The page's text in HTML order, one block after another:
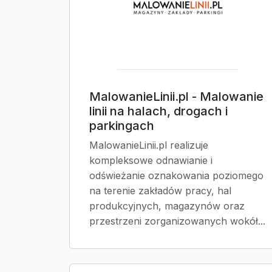
MalowanieLinii.pl - Malowanie
linii na halach, drogach i
parkingach
MalowanieLinii.pl realizuje
kompleksowe odnawianie i
odświeżanie oznakowania poziomego
na terenie zakładów pracy, hal
produkcyjnych, magazynów oraz
przestrzeni zorganizowanych wokół...